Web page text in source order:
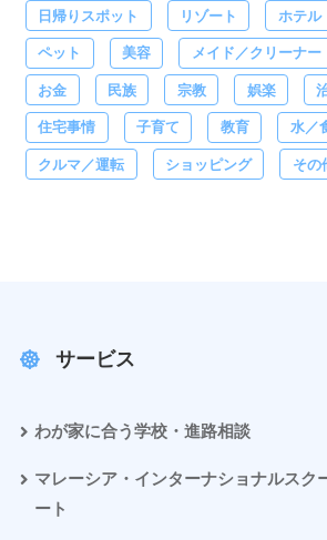
日帰りスポット リゾート ホテル
ペット 美容 メイド／クリーナー
お金 民族 宗教 娯楽
住宅事情 子育て 教育 水／
クルマ／運転 ショッピング その
サービス
わが家に合う学校・進路相談
マレーシア・インターナショナルスク
ート